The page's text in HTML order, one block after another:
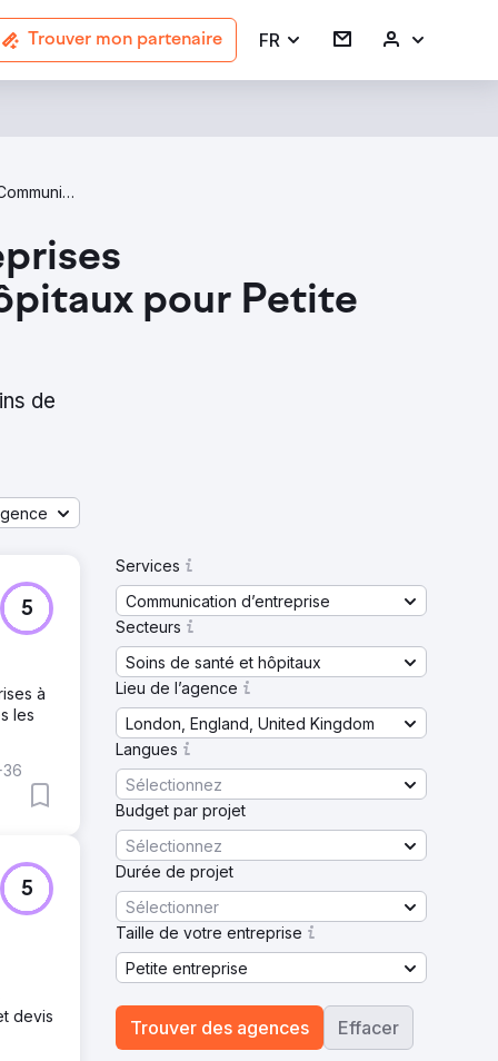
Trouver mon partenaire FR
Corporate Communications Healthcare & Hospital Agencies In London
pour Petite
de
5
à
les
5
devis
Services
Communication d’entreprise
Secteurs
Soins de santé et hôpitaux
Lieu de l’agence
London, England, United Kingdom
Langues
Sélectionnez
Budget par projet
Sélectionnez
Durée de projet
Sélectionner
Taille de votre entreprise
Petite entreprise
Trouver des agences Effacer